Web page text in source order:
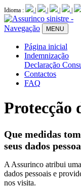
Idioma :
Navegação MENU
Página inicial
Indemnização
Declaração
Contactos
FAQ
Protecção
Que medidas
seus dados
A Assurinco atribui
dados pessoais e
nos visita.